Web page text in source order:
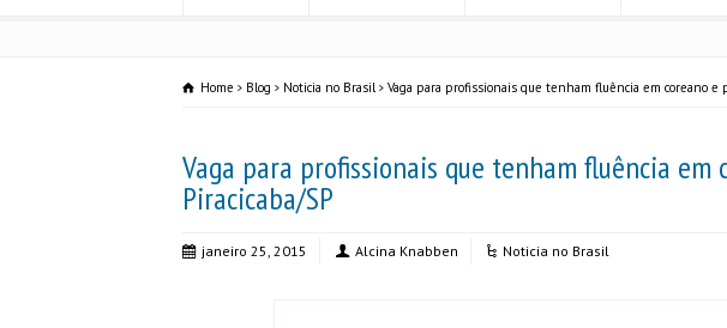
Home Blog Noticia no Brasil Vaga para profissionais que tenham fluência em coreano e
Vaga para profissionais que tenham fluência em
Piracicaba/SP
janeiro 25, 2015 Alcina Knabben Noticia no Brasil